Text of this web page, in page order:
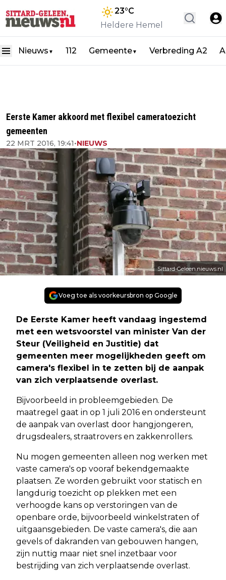
23°C
Heldere Hemel
Nieuws ▼ 112 Gemeente▼ Verbreding A2
Eerste Kamer akkoord met flexibel cameratoezicht
gemeenten
22 MRT 2016, 19:41•NIEUWS
Sittard-Geleen.nieuws.nl
Voeg toe als voorkeursbron op Google
De Eerste Kamer heeft vandaag ingestemd
met een wetsvoorstel van minister Van der
Steur (Veiligheid en Justitie) dat
gemeenten meer mogelijkheden geeft om
camera's flexibel in te zetten bij de aanpak
van zich verplaatsende overlast.
Bijvoorbeeld in probleemgebieden. De
maatregel gaat in op 1 juli 2016 en ondersteunt
de aanpak van overlast door hangjongeren,
drugsdealers, straatrovers en zakkenrollers.
Nu mogen gemeenten alleen nog werken met
vaste camera's op vooraf bekendgemaakte
plaatsen. Ze worden gebruikt voor statisch en
langdurig toezicht op plekken met een
verhoogde kans op verstoringen van de
openbare orde, bijvoorbeeld winkelstraten of
uitgaansgebieden. De vaste camera's, die aan
gevels of dakranden van gebouwen hangen,
zijn nuttig maar niet snel inzetbaar voor
bestrijding van zich verplaatsende overlast.